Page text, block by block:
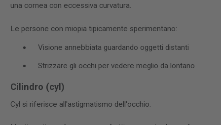
una cornea con eccessiva curvatura.
Le persone con miopia tipicamente sperimentano:
Visione annebbiata guardando oggetti distanti
Strizzare gli occhi per vedere meglio da lontano
Cilindro (cyl)
Cyl si riferisce all'astigmatismo dell'occhio.